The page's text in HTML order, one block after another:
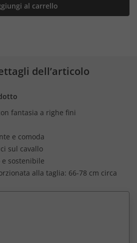
al carrello
dell’articolo
fantasia a righe fini
e comoda
sul cavallo
e sostenibile
alla taglia: 66-78 cm circa